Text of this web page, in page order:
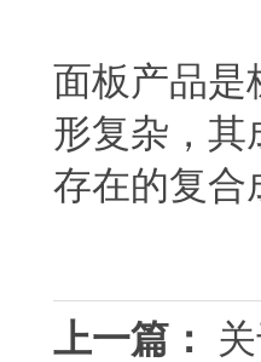
面板产品是
形复杂，其
存在的复合
上一篇：